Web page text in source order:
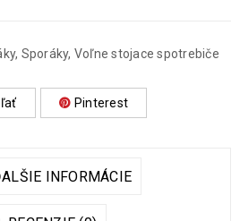
, Sporáky, Voľne stojace spotrebiče
Pinterest
INFORMÁCIE